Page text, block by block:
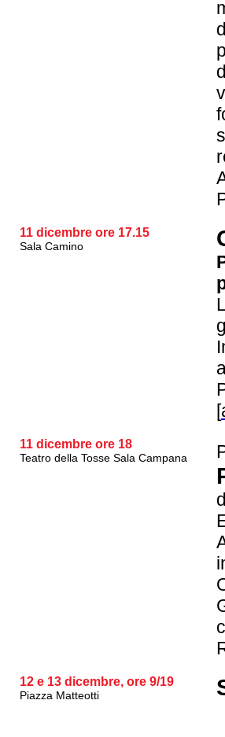
11 dicembre ore 17.15
Sala Camino
[
11 dicembre ore 18
Teatro della Tosse Sala Campana
12 e 13 dicembre, ore 9/19
Piazza Matteotti